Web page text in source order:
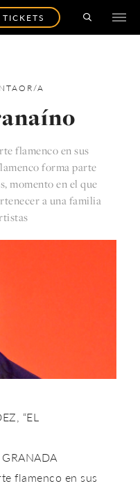
TICKETS
A
flamenco en sus
forma parte
momento en el que
a una familia
“EL
flamenco en sus